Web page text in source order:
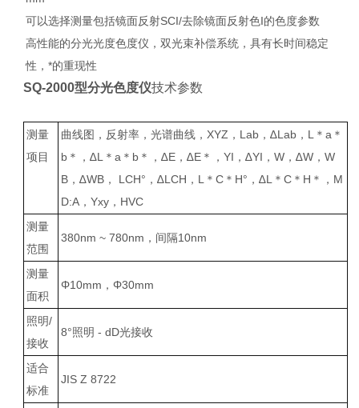
可以选择测量包括镜面反射SCI/去除镜面反射色I的色度参数
高性能的分光光度色度仪，双光束补偿系统，具有长时间稳定
性，*的重现性
SQ-2000型分光色度仪技术参数
测量
项目
曲线图，反射率，光谱曲线，XYZ，Lab，∆Lab，L＊a＊
b＊，∆L＊a＊b＊，∆E，∆E＊，YI，∆YI，W，∆W，W
B，∆WB， LCH°，∆LCH，L＊C＊H°，∆L＊C＊H＊，M
D:A，Yxy，HVC
测量
范围
380nm ~ 780nm，间隔10nm
测量
面积
Φ10mm，Φ30mm
照明/
接收
8°照明 - dD光接收
适合
标准
JIS Z 8722